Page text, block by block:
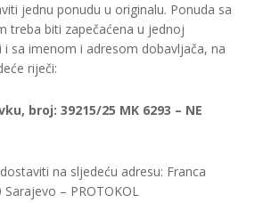
jednu ponudu u originalu. Ponuda sa
treba biti zapečaćena u jednoj
sa imenom i adresom dobavljača, na
riječi:
broj: 39215/25 MK 6293 – NE
na sljedeću adresu: Franca
– PROTOKOL